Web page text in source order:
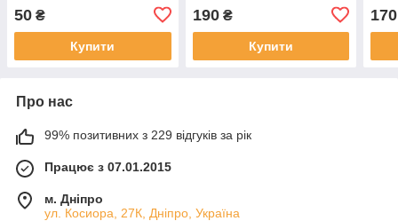
50 ₴
Купити
190₴
Купити
170
Про нас
99% позитивних з 229 відгуків за рік
Працює з 07.01.2015
м. Дніпро
ул. Косиора, 27К, Дніпро, Україна